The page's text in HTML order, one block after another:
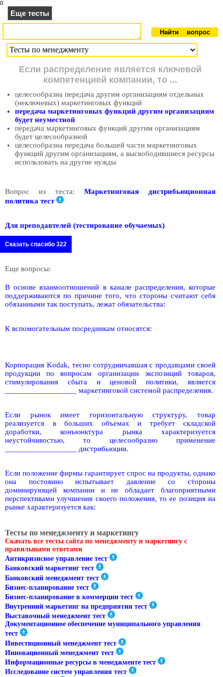
0
Еще тесты
Если распределение является ключевой
компетенцией компании, то ...
целесообразна передача другим организациям отдельных
(неключевых) маркетинговых функций
передача маркетинговых функций другим организациям
будет неуместной
передача маркетинговых функций другим организациям
будет целесообразной
целесообразна передача большей части маркетинговых
функций другим организациям, а высвободившиеся ресурсы
использовать на другие нужды
Вопрос из теста: Маркетинговая дистрибьюционная
политика тест
Для преподавтелей (тестирование обучаемых)
Сказать спасибо 322
Еще вопросы:
В основе взаимоотношений в канале распределения, которые
поддерживаются по причине того, что стороны считают себя
обязанными так поступать, лежат обязательства:
К вспомогательным посредникам относятся:
Корпорация Kodak, тесно сотрудничавшая с продавцами своей
продукции по вопросам организации экспозиций товаров,
стимулирования сбыта и ценовой политики, является
__________________ маркетинговой системой распределения.
Если рынок имеет горизонтальную структуру, товар
реализуется в больших объемах и требует складской
доработки, конъюнктура рынка характеризуется
неустойчивостью, то целесообразно применение
__________________ дистрибьюции.
Если положение фирмы гарантирует спрос на продукты, однако
она постоянно испытывает давление со стороны
доминирующей компании и не обладает благоприятными
перспективами улучшения своего положения, то ее позиция на
рынке характеризуется как:
Тесты по менеджменту и маркетингу
Скачать все тесты сайта по менеджменту и маркетингу с
правильными ответами
Антикризисное управление тест
Банковский маркетинг тест
Банковский менеджмент тест
Бизнес-планирование тест
Бизнес-планирование в коммерции тест
Внутренний маркетинг на предприятии тест
Выставочный менеджмент тест
Документационное обеспечение муниципального управления
тест
Инвестиционный менеджмент тест
Инновационный менеджмент тест
Информационные ресурсы в менеджменте тест
Исследование систем управления тест